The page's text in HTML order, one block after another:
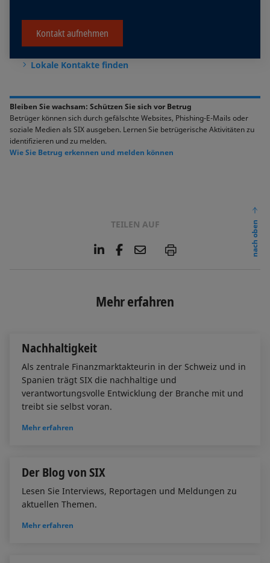
Kontakt aufnehmen
Lokale Kontakte finden
Bleiben Sie wachsam: Schützen Sie sich vor Betrug
Betrüger können sich durch gefälschte Websites, Phishing-E-Mails oder
soziale Medien als SIX ausgeben. Lernen Sie betrügerische Aktivitäten zu
identifizieren und zu melden.
Wie Sie Betrug erkennen und melden können
TEILEN AUF
L
e
d
F
o
E
l
P
nach oben
Mehr erfahren
Nachhaltigkeit
Als zentrale Finanzmarktakteurin in der Schweiz und in
Spanien trägt SIX die nachhaltige und
verantwortungsvolle Entwicklung der Branche mit und
treibt sie selbst voran.
Mehr erfahren
Der Blog von SIX
Lesen Sie Interviews, Reportagen und Meldungen zu
aktuellen Themen.
Mehr erfahren